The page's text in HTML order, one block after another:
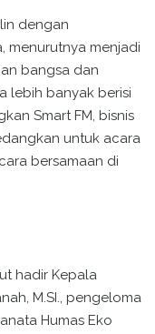
dengan
menurutnya menjadi
bangsa dan
lebih banyak berisi
Smart FM, bisnis
untuk acara
bersamaan di
hadir Kepala
M.SI., pengeloma
Humas Eko